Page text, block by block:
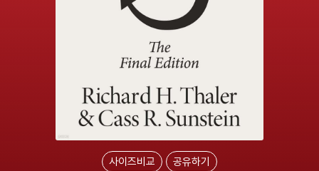
사이즈비교 공유하기